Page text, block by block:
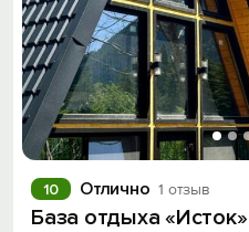
Отлично 1 отзыв
10
База отдыха «Исток»